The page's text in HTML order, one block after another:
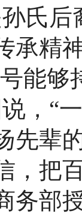
后
承精
能
，“
先辈
，把
部授